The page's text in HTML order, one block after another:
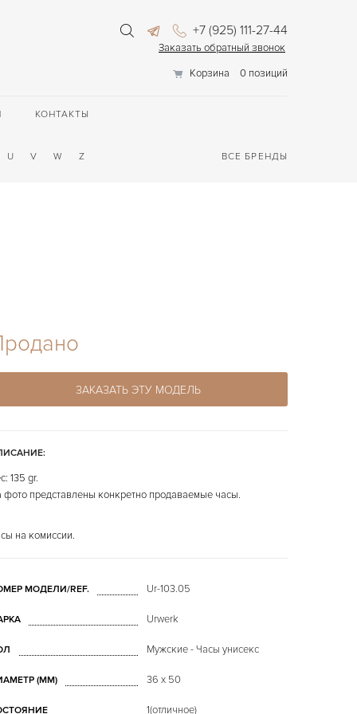
+7 (925) 111-27-44
Заказать обратный звонок
Корзина
0 позиций
КОНТАКТЫ
U V W Z ВСЕ БРЕНДЫ
ЗАКАЗАТЬ ЭТУ МОДЕЛЬ
135 gr.
фото представлены конкретно продаваемые часы.
на комиссии.
МОДЕЛИ/REF. Ur-103.05
Urwerk
Мужские - Часы унисекс
(MM) 36 x 50
1(отличное)